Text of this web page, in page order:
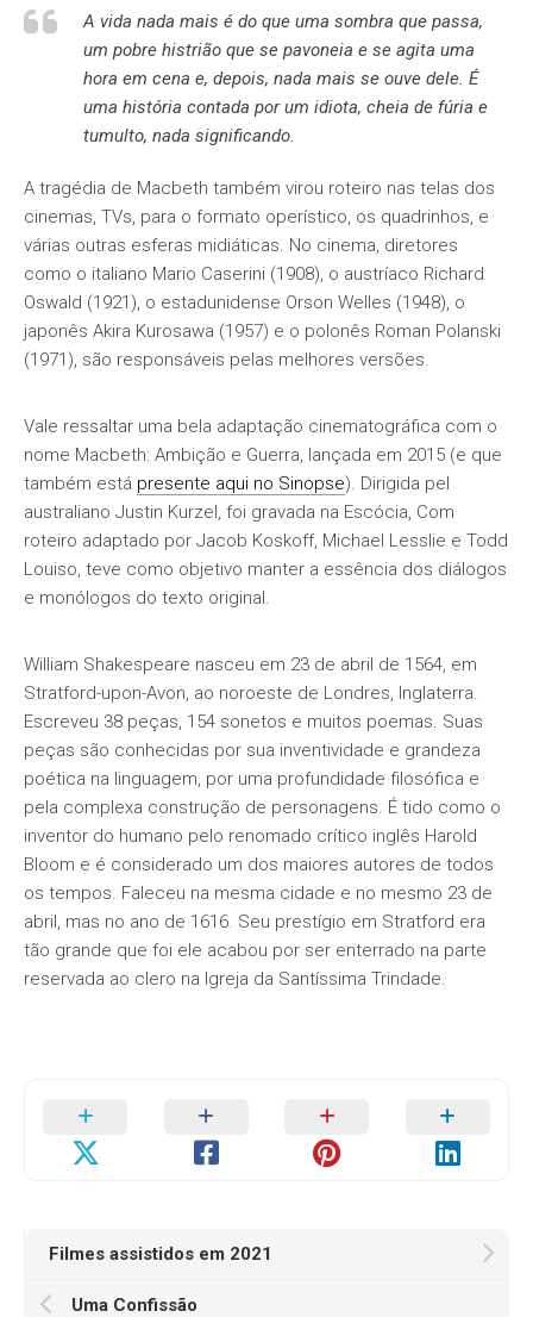
A vida nada mais é do que uma sombra que passa,
um pobre histrião que se pavoneia e se agita uma
hora em cena e, depois, nada mais se ouve dele. É
uma história contada por um idiota, cheia de fúria e
tumulto, nada significando.
A tragédia de Macbeth também virou roteiro nas telas dos
cinemas, TVs, para o formato operístico, os quadrinhos, e
várias outras esferas midiáticas. No cinema, diretores
como o italiano Mario Caserini (1908), o austríaco Richard
Oswald (1921), o estadunidense Orson Welles (1948), o
japonês Akira Kurosawa (1957) e o polonês Roman Polanski
(1971), são responsáveis pelas melhores versões.
Vale ressaltar uma bela adaptação cinematográfica com o
nome Macbeth: Ambição e Guerra, lançada em 2015 (e que
também está presente aqui no Sinopse). Dirigida pel
australiano Justin Kurzel, foi gravada na Escócia, Com
roteiro adaptado por Jacob Koskoff, Michael Lesslie e Todd
Louiso, teve como objetivo manter a essência dos diálogos
e monólogos do texto original.
William Shakespeare nasceu em 23 de abril de 1564, em
Stratford-upon-Avon, ao noroeste de Londres, Inglaterra.
Escreveu 38 peças, 154 sonetos e muitos poemas. Suas
peças são conhecidas por sua inventividade e grandeza
poética na linguagem, por uma profundidade filosófica e
pela complexa construção de personagens. É tido como o
inventor do humano pelo renomado crítico inglês Harold
Bloom e é considerado um dos maiores autores de todos
os tempos. Faleceu na mesma cidade e no mesmo 23 de
abril, mas no ano de 1616. Seu prestígio em Stratford era
tão grande que foi ele acabou por ser enterrado na parte
reservada ao clero na Igreja da Santíssima Trindade.
Filmes assistidos em 2021
Uma Confissão